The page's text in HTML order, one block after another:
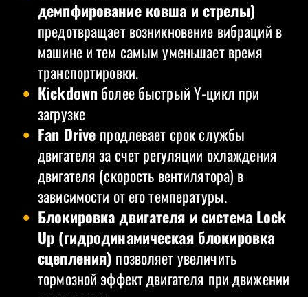
демпфирование ковша и стрелы)
предотвращает возникновение вибраций в
машине и тем самым уменьшает время
транспортировки.
Kickdownболее быстрый Y-цикл при
загрузке
Fan Drive продлевает срок службы
двигателя за счет регуляции охлаждения
двигателя (скорость вентилятора) в
зависимости от его температуры.
Блокировка двигателя и система Lock
Up (гидродинамическая блокировка
сцепления) позволяет увеличить
тормозной эффект двигателя при движении